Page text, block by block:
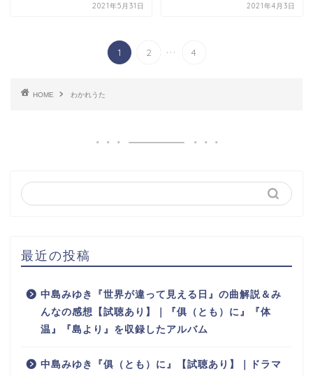
2021年5月31日 2021年4月3日
1 2 ... 4
HOME わかれうた
最近の投稿
中島みゆき『世界が違って見える日』の曲解説＆み
んなの感想【試聴あり】｜『俱（とも）に』『体
温』『島より』を収録したアルバム
中島みゆき『俱（とも）に』【試聴あり】｜ドラマ